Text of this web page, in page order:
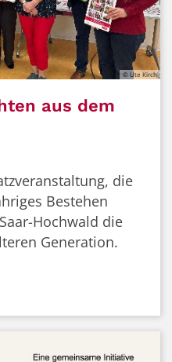
© Ute Kirch
aus dem
die
Bestehen
Hochwald die
Generation.